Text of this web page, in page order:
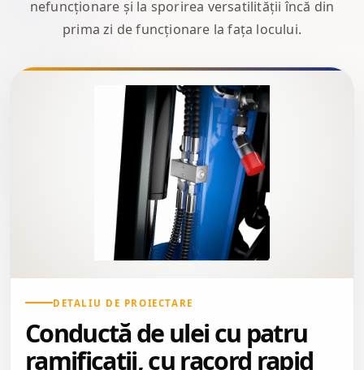
nefuncționare și la sporirea versatilității încă din
prima zi de funcționare la fața locului.
DETALIU DE PROIECTARE
Conductă de ulei cu patru
ramificații, cu racord rapid